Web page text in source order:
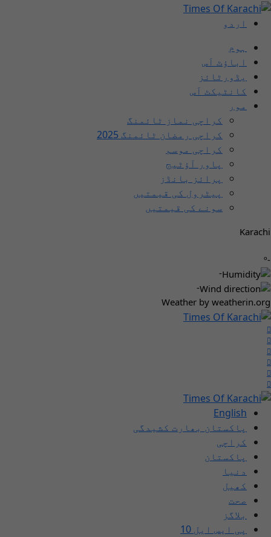
اردو
ہوم
اباؤٹ اَس
یڈورٹائز
کانٹیکٹ اَس
مور
کراچی نماز ٹائمنگ
کراچی رمضان ٹائمنگ 2025
کراچی موسم
پاور آؤٹیج
پرائز بانڈز
پیٹرول کی قیمتیں
سونے کی قیمتیں
Karachi
-º
-
-
Weather by weatherin.org
English
پاکستان بھارت کشیدگی
کراچی
پاکستان
دنیا
کھیل
صحت
بلاگز
پی ایس ایل 10